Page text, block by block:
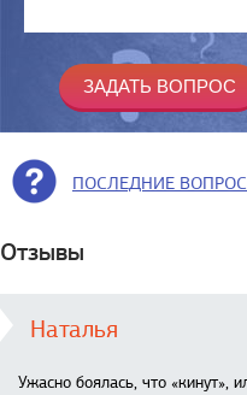
ПОСЛЕДНИЕ
Отзывы
Наталья
Ужасно боялась, что «кинут»,